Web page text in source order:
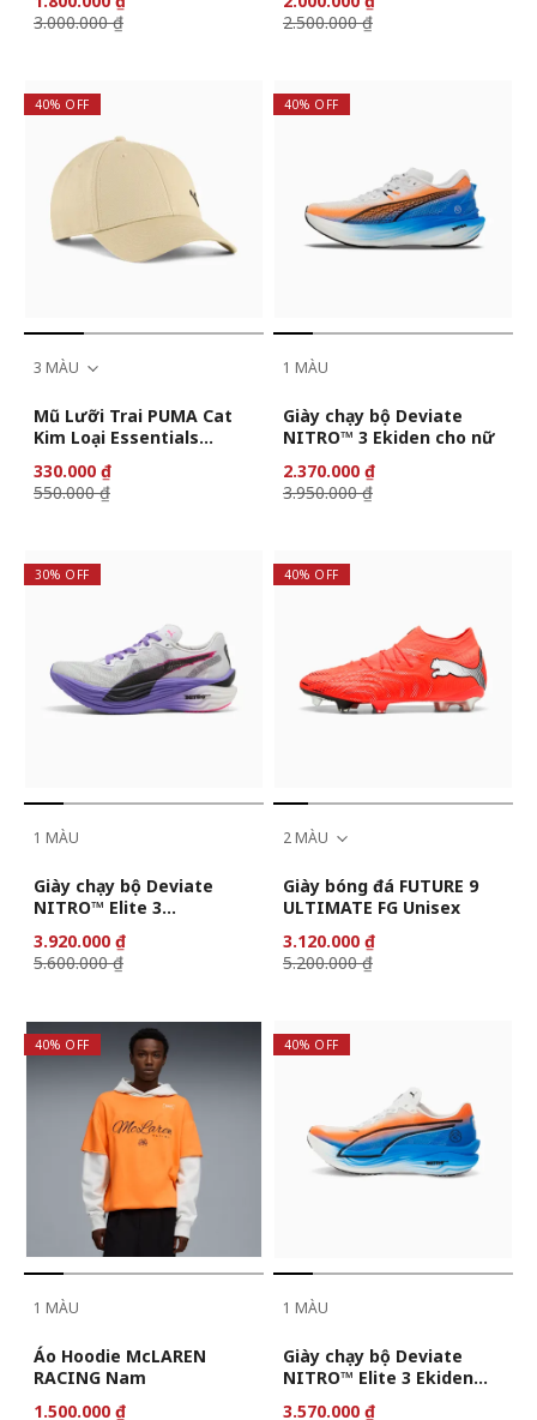
3.000.000 ₫
2.500.000 ₫
40% OFF
3 MÀU
Mũ Lưỡi Trai PUMA Cat
Kim Loại Essentials
Elevated
330.000 ₫
550.000 ₫
40% OFF
1 MÀU
Giày chạy bộ Deviate
NITRO™ 3 Ekiden cho nữ
2.370.000 ₫
3.950.000 ₫
30% OFF
1 MÀU
Giày chạy bộ Deviate
NITRO™ Elite 3
DIGITOKYO dành cho nữ
3.920.000 ₫
5.600.000 ₫
40% OFF
2 MÀU
Giày bóng đá FUTURE 9
ULTIMATE FG Unisex
3.120.000 ₫
5.200.000 ₫
40% OFF
1 MÀU
Áo Hoodie McLAREN
RACING Nam
1.500.000 ₫
40% OFF
1 MÀU
Giày chạy bộ Deviate
NITRO™ Elite 3 Ekiden
3.570.000 ₫